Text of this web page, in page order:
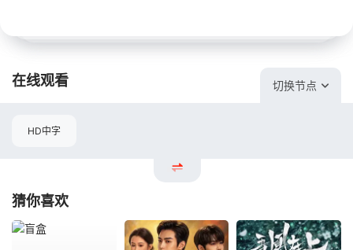
在线观看 切换节点
HD中字
猜你喜欢